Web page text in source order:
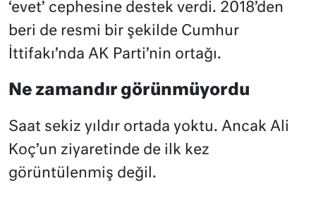
‘evet’ cephesine destek verdi. 2018’den
beri de resmi bir şekilde Cumhur
İttifakı’nda AK Parti’nin ortağı.
Ne zamandır görünmüyordu
Saat sekiz yıldır ortada yoktu. Ancak Ali
Koç’un ziyaretinde de ilk kez
görüntülenmiş değil.